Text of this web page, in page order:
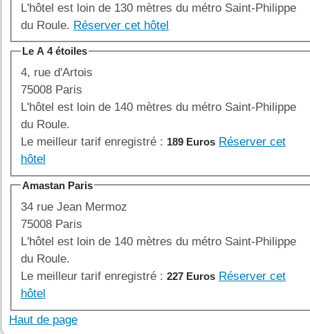
L'hôtel est loin de 130 mètres du métro Saint-Philippe
du Roule. Réserver cet hôtel
Le A 4 étoiles
4, rue d'Artois
75008 Paris
L'hôtel est loin de 140 mètres du métro Saint-Philippe
du Roule.
Le meilleur tarif enregistré : 189 Euros Réserver cet
hôtel
Amastan Paris
34 rue Jean Mermoz
75008 Paris
L'hôtel est loin de 140 mètres du métro Saint-Philippe
du Roule.
Le meilleur tarif enregistré : 227 Euros Réserver cet
hôtel
Haut de page